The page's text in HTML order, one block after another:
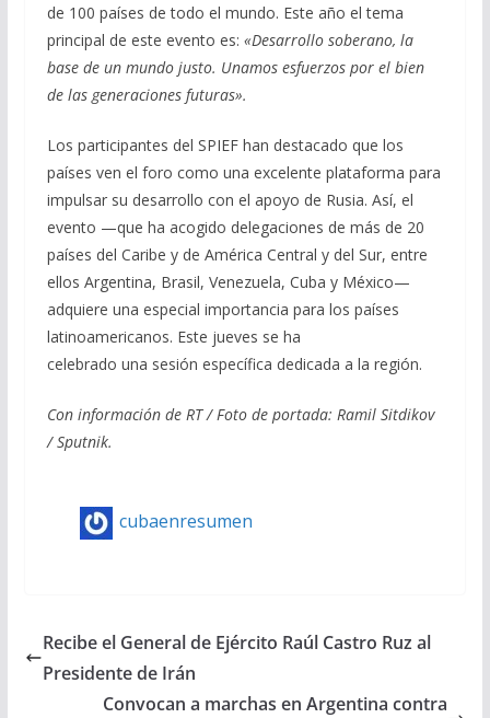
de 100 países de todo el mundo. Este año el tema
principal de este evento es: «Desarrollo soberano, la
base de un mundo justo. Unamos esfuerzos por el bien
de las generaciones futuras».
Los participantes del SPIEF han destacado que los
países ven el foro como una excelente plataforma para
impulsar su desarrollo con el apoyo de Rusia. Así, el
evento —que ha acogido delegaciones de más de 20
países del Caribe y de América Central y del Sur, entre
ellos Argentina, Brasil, Venezuela, Cuba y México—
adquiere una especial importancia para los países
latinoamericanos. Este jueves se ha
celebrado una sesión específica dedicada a la región.
Con información de RT / Foto de portada: Ramil Sitdikov
/ Sputnik.
cubaenresumen
Recibe el General de Ejército Raúl Castro Ruz al
Presidente de Irán
Convocan a marchas en Argentina contra